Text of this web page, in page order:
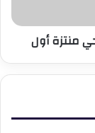
منتزة أول